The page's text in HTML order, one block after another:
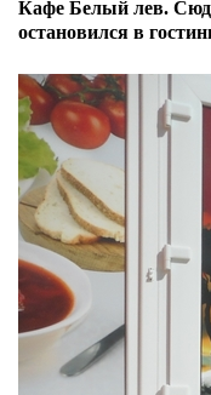
Кафе Белый лев.
остановился в